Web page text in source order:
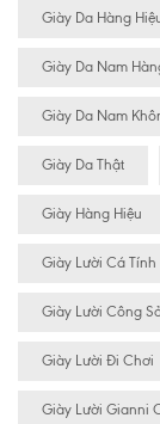
Giày Da Hàng
Giày Da Nam
Giày Da Nam
Giày Da Thật
Giày Hàng Hiệu
Giày Lười Cá Tính
Giày Lười Công
Giày Lười Đi Chơi
Giày Lười Gianni